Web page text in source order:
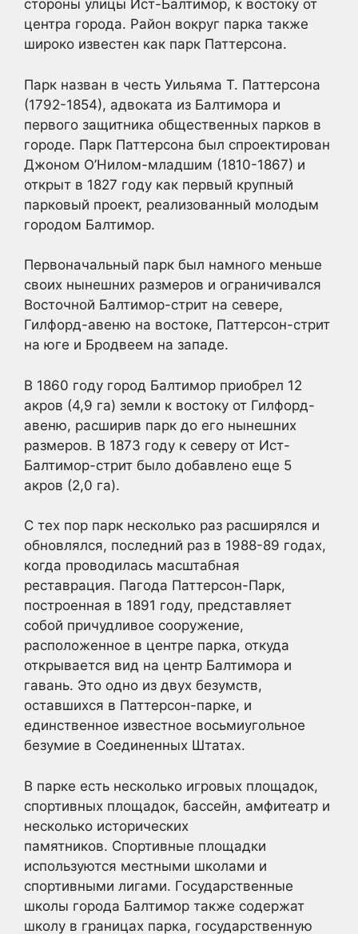
стороны улицы Ист-Балтимор, к востоку от
центра города. Район вокруг парка также
широко известен как парк Паттерсона.
Парк назван в честь Уильяма Т. Паттерсона
(1792-1854), адвоката из Балтимора и
первого защитника общественных парков в
городе. Парк Паттерсона был спроектирован
Джоном О’Нилом-младшим (1810-1867) и
открыт в 1827 году как первый крупный
парковый проект, реализованный молодым
городом Балтимор.
Первоначальный парк был намного меньше
своих нынешних размеров и ограничивался
Восточной Балтимор-стрит на севере,
Гилфорд-авеню на востоке, Паттерсон-стрит
на юге и Бродвеем на западе.
В 1860 году город Балтимор приобрел 12
акров (4,9 га) земли к востоку от Гилфорд-
авеню, расширив парк до его нынешних
размеров. В 1873 году к северу от Ист-
Балтимор-стрит было добавлено еще 5
акров (2,0 га).
С тех пор парк несколько раз расширялся и
обновлялся, последний раз в 1988-89 годах,
когда проводилась масштабная
реставрация. Пагода Паттерсон-Парк,
построенная в 1891 году, представляет
собой причудливое сооружение,
расположенное в центре парка, откуда
открывается вид на центр Балтимора и
гавань. Это одно из двух безумств,
оставшихся в Паттерсон-парке, и
единственное известное восьмиугольное
безумие в Соединенных Штатах.
В парке есть несколько игровых площадок,
спортивных площадок, бассейн, амфитеатр и
несколько исторических
памятников. Спортивные площадки
используются местными школами и
спортивными лигами. Государственные
школы города Балтимор также содержат
школу в границах парка, государственную